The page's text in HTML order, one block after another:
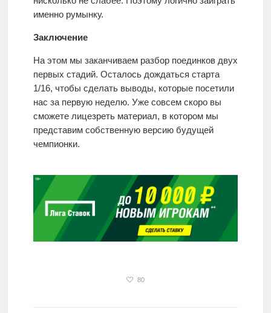
именно румынку.
Заключение
На этом мы заканчиваем разбор поединков двух
первых стадий. Осталось дождаться старта
1/16, чтобы сделать выводы, которые посетили
нас за первую неделю. Уже совсем скоро вы
сможете лицезреть материал, в котором мы
представим собственную версию будущей
чемпионки.
80